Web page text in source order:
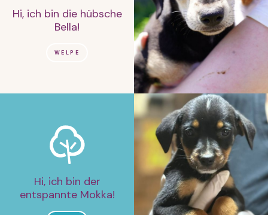
Hi, ich bin die hübsche
Bella!
WELPE
Hi, ich bin der
entspannte Mokka!